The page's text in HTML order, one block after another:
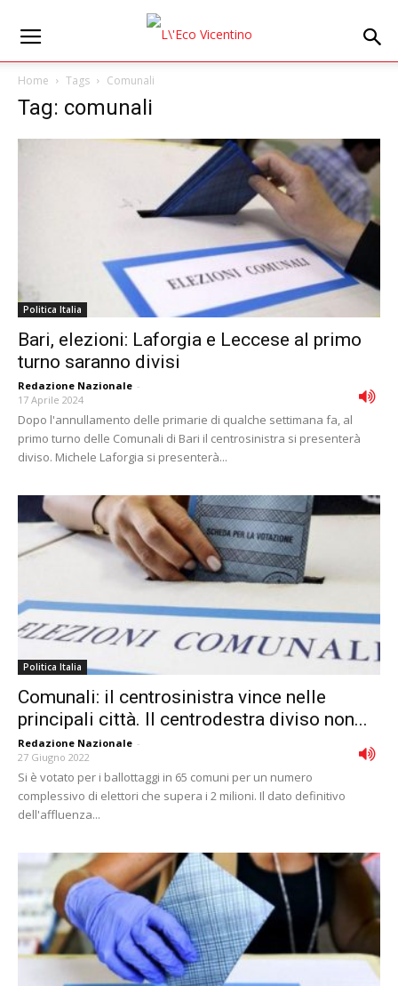
Home Tags Comunali
Tag: comunali
Politica Italia
Bari, elezioni: Laforgia e Leccese al primo
turno saranno divisi
Redazione Nazionale -
17 Aprile 2024
Dopo l'annullamento delle primarie di qualche settimana fa, al
primo turno delle Comunali di Bari il centrosinistra si presenterà
diviso. Michele Laforgia si presenterà...
Politica Italia
Comunali: il centrosinistra vince nelle
principali città. Il centrodestra diviso non...
Redazione Nazionale -
27 Giugno 2022
Si è votato per i ballottaggi in 65 comuni per un numero
complessivo di elettori che supera i 2 milioni. Il dato definitivo
dell'affluenza...